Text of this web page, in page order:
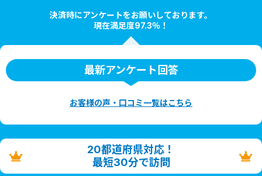
決済時にアンケートをお願いしております。
現在満足度97.3％！
最新アンケート回答
お客様の声・口コミ一覧はこちら
20都道府県対応！
最短30分で訪問